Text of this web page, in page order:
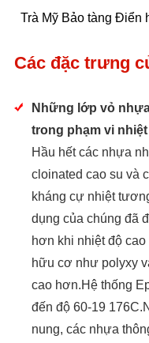
Trà Mỹ Bảo tàng Điển
Các đặc trưng
Những lớp vỏ
trong phạm vi nhiệt
Hầu hết các nhựa
cloinated cao su và
kháng cự nhiệt
dụng của chúng đã
hơn khi nhiệt độ
hữu cơ như polyxy
cao hơn.Hệ thống
đến độ 60-19
nung, các nhựa